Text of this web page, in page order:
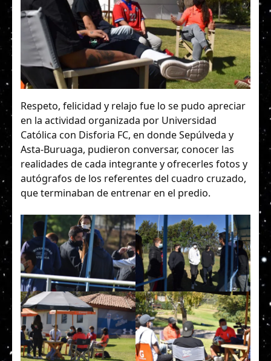
Respeto, felicidad y relajo fue lo se pudo apreciar
en la actividad organizada por Universidad
Católica con Disforia FC, en donde Sepúlveda y
Asta-Buruaga, pudieron conversar, conocer las
realidades de cada integrante y ofrecerles fotos y
autógrafos de los referentes del cuadro cruzado,
que terminaban de entrenar en el predio.